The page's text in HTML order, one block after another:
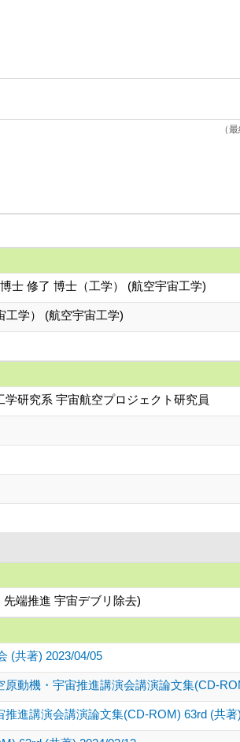
（
士 修了 博士（工学） (航空宇宙工学)
工学） (航空宇宙工学)
研究系 宇宙航空プロジェクト研究員
端推進 宇宙デブリ除去)
(共著) 2023/04/05
動機・宇宙推進講演会講演論文集(CD-
進講演会講演論文集(CD-ROM) 63rd (共著